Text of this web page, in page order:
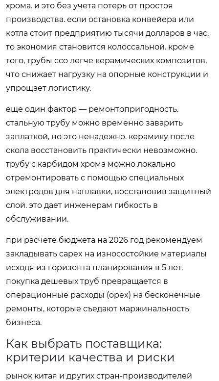
хрома. и это без учета потерь от простоя
производства. если остановка конвейера или
котла стоит предприятию тысячи долларов в час,
то экономия становится колоссальной. кроме
того, трубы cco легче керамических композитов,
что снижает нагрузку на опорные конструкции и
упрощает логистику.
еще один фактор — ремонтопригодность.
стальную трубу можно временно заварить
заплаткой, но это ненадежно. керамику после
скола восстановить практически невозможно.
трубу с карбидом хрома можно локально
отремонтировать с помощью специальных
электродов для наплавки, восстановив защитный
слой. это дает инженерам гибкость в
обслуживании.
при расчете бюджета на 2026 год рекомендуем
закладывать capex на износостойкие материалы
исходя из горизонта планирования в 5 лет.
покупка дешевых труб превращается в
операционные расходы (opex) на бесконечные
ремонты, которые съедают маржинальность
бизнеса.
Как выбрать поставщика:
критерии качества и риски
рынок китая и других стран-производителей